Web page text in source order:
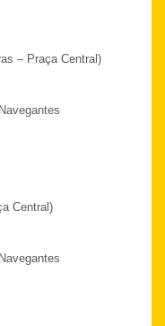
– Praça Central)
Central)